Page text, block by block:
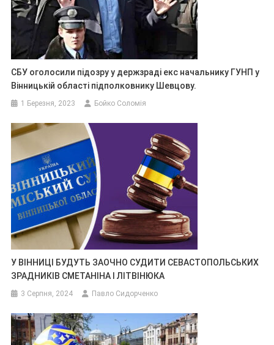
СБУ оголосили підозру у держзраді екс начальнику ГУНП у
Вінницькій області підполковнику Шевцову.
1 Березня, 2023 Бойко Соломія
У ВІННИЦІ БУДУТЬ ЗАОЧНО СУДИТИ СЕВАСТОПОЛЬСЬКИХ
ЗРАДНИКІВ СМЕТАНІНА І ЛІТВІНЮКА
3 Серпня, 2024 Павло Сидорченко